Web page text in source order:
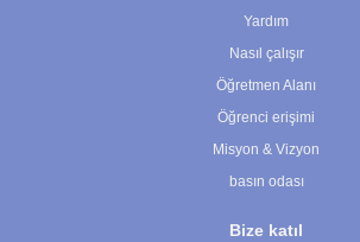
Yardım
Nasıl çalışır
Öğretmen Alanı
Öğrenci erişimi
Misyon & Vizyon
basın odası
Bize katıl